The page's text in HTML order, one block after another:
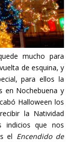
mucho para
de esquina, y
para ellos la
en Nochebuena y
Halloween los
la Natividad
indicios que nos
el Encendido de